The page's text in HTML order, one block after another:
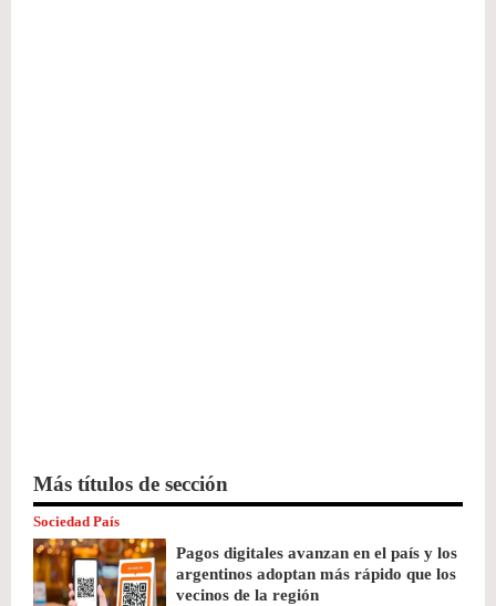
Más títulos de sección
Sociedad País
Pagos digitales avanzan en el país y los
argentinos adoptan más rápido que los
vecinos de la región